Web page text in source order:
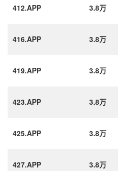
412.APP 3.8万
416.APP 3.8万
419.APP 3.8万
423.APP 3.8万
425.APP 3.8万
427.APP 3.8万